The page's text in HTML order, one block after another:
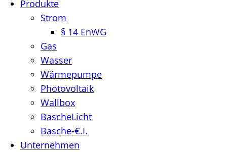
Produkte
Strom
§ 14 EnWG
Gas
Wasser
Wärmepumpe
Photovoltaik
Wallbox
BascheLicht
Basche-€.I.
Unternehmen